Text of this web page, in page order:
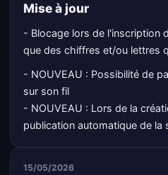
Mise à jour
- Blocage lors de l'inscription
que des chiffres et/ou lettres
- NOUVEAU : Possibilité de
sur son fil
- NOUVEAU : Lors de la
publication automatique de la
15/05/2026